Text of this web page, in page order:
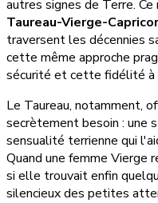
autres signes de Terre.
Taureau-Vierge-
traversent les décennies
cette même approche
sécurité et cette fidélité à
Le Taureau, notamment,
secrètement besoin : une
sensualité terrienne qui
Quand une femme Vierge
si elle trouvait enfin
silencieux des petites